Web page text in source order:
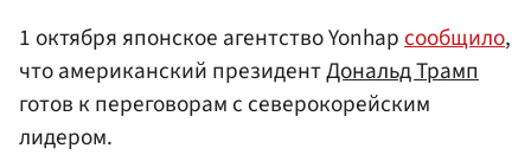
1 октября японское агентство Yonhapсообщило,
что американский президентДональд Трамп
готов к переговорам с северокорейским
лидером.